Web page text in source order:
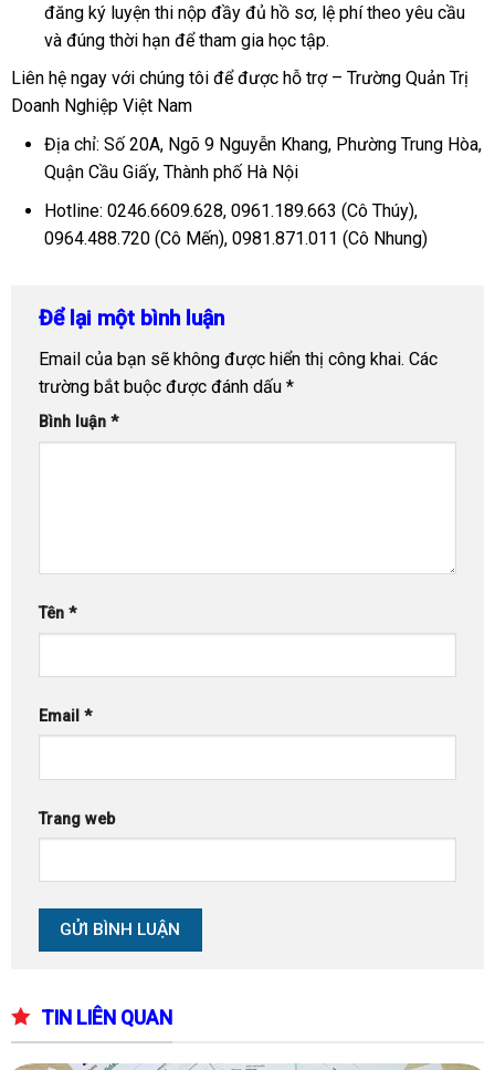
đăng ký luyện thi nộp đầy đủ hồ sơ, lệ phí theo yêu cầu
và đúng thời hạn để tham gia học tập.
Liên hệ ngay với chúng tôi để được hỗ trợ – Trường Quản Trị
Doanh Nghiệp Việt Nam
Địa chỉ: Số 20A, Ngõ 9 Nguyễn Khang, Phường Trung Hòa,
Quận Cầu Giấy, Thành phố Hà Nội
Hotline: 0246.6609.628, 0961.189.663 (Cô Thúy),
0964.488.720 (Cô Mến), 0981.871.011 (Cô Nhung)
Để lại một bình luận
Email của bạn sẽ không được hiển thị công khai. Các
trường bắt buộc được đánh dấu *
Bình luận *
Tên *
Email *
Trang web
TIN LIÊN QUAN